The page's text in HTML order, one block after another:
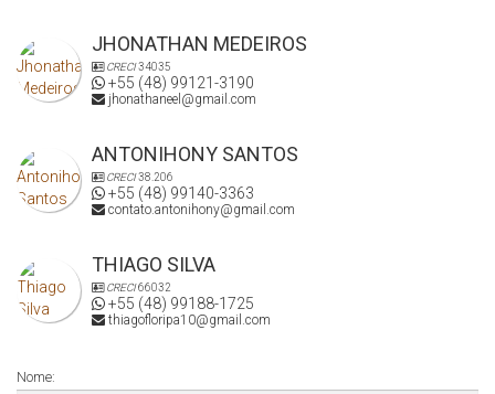
JHONATHAN MEDEIROS
CRECI34035
+55 (48) 99121-3190
jhonathaneel@gmail.com
ANTONIHONY SANTOS
CRECI38.206
+55 (48) 99140-3363
contato.antonihony@gmail.com
THIAGO SILVA
CRECI66032
+55 (48) 99188-1725
thiagofloripa10@gmail.com
Nome: